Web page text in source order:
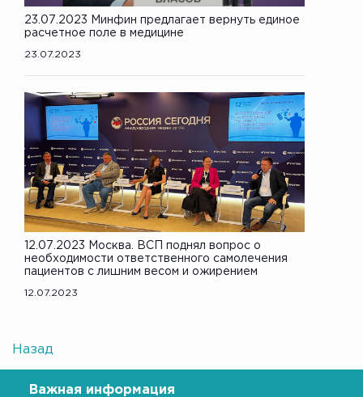
23.07.2023 Минфин предлагает вернуть единое
расчетное поле в медицине
23.07.2023
12.07.2023 Москва. ВСП поднял вопрос о
необходимости ответственного самолечения
пациентов с лишним весом и ожирением
12.07.2023
Назад
Важная информация